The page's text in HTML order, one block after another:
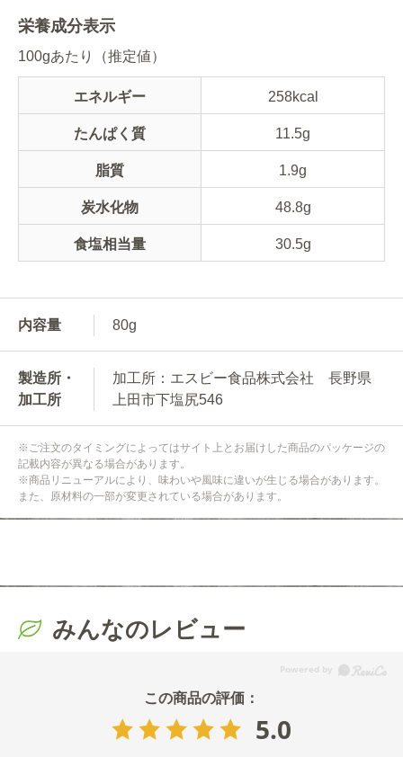
栄養成分表示
100gあたり（推定値）
エネルギー 258kcal
たんぱく質 11.5g
脂質 1.9g
炭水化物 48.8g
食塩相当量 30.5g
内容量 80g
製造所・
加工所
加工所：エスビー食品株式会社 長野県
上田市下塩尻546
※ご注文のタイミングによってはサイト上とお届けした商品のパッケージの
記載内容が異なる場合があります。
※商品リニューアルにより、味わいや風味に違いが生じる場合があります。
また、原材料の一部が変更されている場合があります。
みんなのレビュー
5.0